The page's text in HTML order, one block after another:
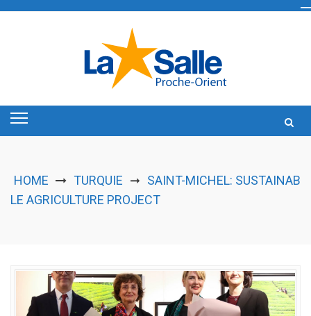
HOME TURQUIE ➞ SAINT-MICHEL: SUSTAINAB
LE AGRICULTURE PROJECT